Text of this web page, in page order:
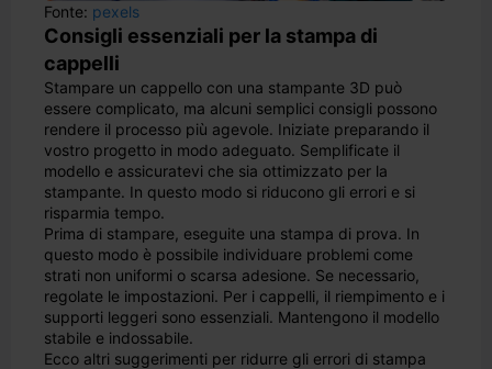
Fonte: pexels
Consigli essenziali per la stampa di
cappelli
Stampare un cappello con una stampante 3D può
essere complicato, ma alcuni semplici consigli possono
rendere il processo più agevole. Iniziate preparando il
vostro progetto in modo adeguato. Semplificate il
modello e assicuratevi che sia ottimizzato per la
stampante. In questo modo si riducono gli errori e si
risparmia tempo.
Prima di stampare, eseguite una stampa di prova. In
questo modo è possibile individuare problemi come
strati non uniformi o scarsa adesione. Se necessario,
regolate le impostazioni. Per i cappelli, il riempimento e i
supporti leggeri sono essenziali. Mantengono il modello
stabile e indossabile.
Ecco altri suggerimenti per ridurre gli errori di stampa